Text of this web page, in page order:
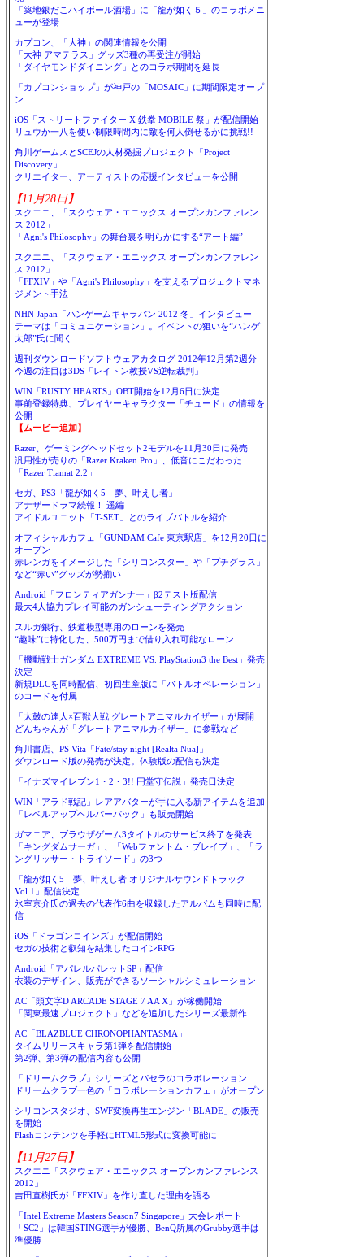
「築地銀だこハイボール酒場」に「龍が如く５」のコラボメニ
ューが登場
カプコン、「大神」の関連情報を公開
「大神 アマテラス」グッズ3種の再受注が開始
「ダイヤモンドダイニング」とのコラボ期間を延長
「カプコンショップ」が神戸の「MOSAIC」に期間限定オープ
ン
iOS「ストリートファイター X 鉄拳 MOBILE 祭」が配信開始
リュウか一八を使い制限時間内に敵を何人倒せるかに挑戦!!
角川ゲームスとSCEJの人材発掘プロジェクト「Project
Discovery」
クリエイター、アーティストの応援インタビューを公開
【11月28日】
スクエニ、「スクウェア・エニックス オープンカンファレン
ス 2012」
「Agni's Philosophy」の舞台裏を明らかにする“アート編”
スクエニ、「スクウェア・エニックス オープンカンファレン
ス 2012」
「FFXIV」や「Agni's Philosophy」を支えるプロジェクトマネ
ジメント手法
NHN Japan「ハンゲームキャラバン 2012 冬」インタビュー
テーマは「コミュニケーション」。イベントの狙いを“ハンゲ
太郎”氏に聞く
週刊ダウンロードソフトウェアカタログ 2012年12月第2週分
今週の注目は3DS「レイトン教授VS逆転裁判」
WIN「RUSTY HEARTS」OBT開始を12月6日に決定
事前登録特典、プレイヤーキャラクター「チュード」の情報を
公開
【ムービー追加】
Razer、ゲーミングヘッドセット2モデルを11月30日に発売
汎用性が売りの「Razer Kraken Pro」、低音にこだわった
「Razer Tiamat 2.2」
セガ、PS3「龍が如く5 夢、叶えし者」
アナザードラマ続報！ 遥編
アイドルユニット「T-SET」とのライブバトルを紹介
オフィシャルカフェ「GUNDAM Cafe 東京駅店」を12月20日に
オープン
赤レンガをイメージした「シリコンスター」や「プチグラス」
など“赤い”グッズが勢揃い
Android「フロンティアガンナー」β2テスト版配信
最大4人協力プレイ可能のガンシューティングアクション
スルガ銀行、鉄道模型専用のローンを発売
“趣味”に特化した、500万円まで借り入れ可能なローン
「機動戦士ガンダム EXTREME VS. PlayStation3 the Best」発売
決定
新規DLCを同時配信、初回生産版に「バトルオペレーション」
のコードを付属
「太鼓の達人×百獣大戦 グレートアニマルカイザー」が展開
どんちゃんが「グレートアニマルカイザー」に参戦など
角川書店、PS Vita「Fate/stay night [Realta Nua]」
ダウンロード版の発売が決定。体験版の配信も決定
「イナズマイレブン1・2・3!! 円堂守伝説」発売日決定
WIN「アラド戦記」レアアバターが手に入る新アイテムを追加
「レベルアップヘルパーパック」も販売開始
ガマニア、ブラウザゲーム3タイトルのサービス終了を発表
「キングダムサーガ」、「Webファントム・ブレイブ」、「ラ
ングリッサー・トライソード」の3つ
「龍が如く5 夢、叶えし者 オリジナルサウンドトラック
Vol.1」配信決定
氷室京介氏の過去の代表作6曲を収録したアルバムも同時に配
信
iOS「ドラゴンコインズ」が配信開始
セガの技術と叡知を結集したコインRPG
Android「アパレルパレットSP」配信
衣装のデザイン、販売ができるソーシャルシミュレーション
AC「頭文字D ARCADE STAGE 7 AA X」が稼働開始
「関東最速プロジェクト」などを追加したシリーズ最新作
AC「BLAZBLUE CHRONOPHANTASMA」
タイムリリースキャラ第1弾を配信開始
第2弾、第3弾の配信内容も公開
「ドリームクラブ」シリーズとパセラのコラボレーション
ドリームクラブ一色の「コラボレーションカフェ」がオープン
シリコンスタジオ、SWF変換再生エンジン「BLADE」の販売
を開始
Flashコンテンツを手軽にHTML5形式に変換可能に
【11月27日】
スクエニ「スクウェア・エニックス オープンカンファレンス
2012」
吉田直樹氏が「FFXIV」を作り直した理由を語る
「Intel Extreme Masters Season7 Singapore」大会レポート
「SC2」は韓国STING選手が優勝、BenQ所属のGrubby選手は
準優勝